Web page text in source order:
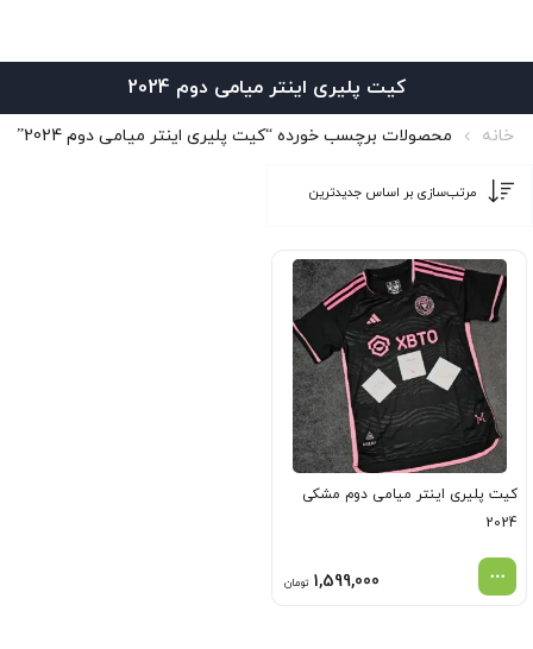
کیت پلیری اینتر میامی دوم 2024
خانه محصولات برچسب خورده “کیت پلیری اینتر میامی دوم 2024”
کیت پلیری اینتر میامی دوم مشکی
2024
1,599,000 تومان